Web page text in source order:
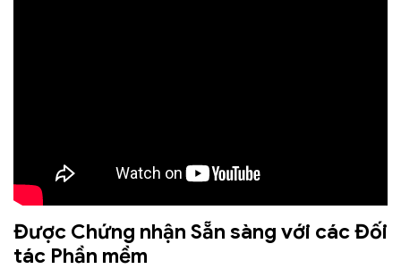
Được Chứng nhận Sẵn sàng với các Đối
tác Phần mềm